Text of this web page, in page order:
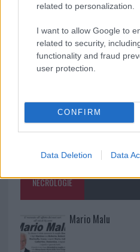
related to personalization.
I want to allow Google to
related to security,
functionality and fraud
user protection.
CONFIRM
Data Deletion Data
Ristorante
Maddalena,
NECROLOGIE
Mario Malu